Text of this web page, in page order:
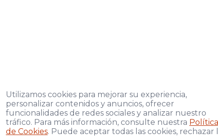
Utilizamos cookies para mejorar su experiencia,
personalizar contenidos y anuncios, ofrecer
funcionalidades de redes sociales y analizar nuestro
tráfico. Para más información, consulte nuestra Política
de Cookies. Puede aceptar todas las cookies, rechazar